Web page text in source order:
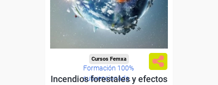
Formación 100%
subvencionada.
Cursos Femxa
Incendios forestales y efectos